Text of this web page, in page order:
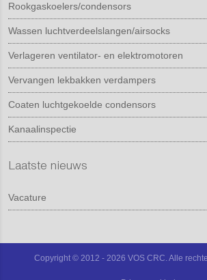
Rookgaskoelers/condensors
Wassen luchtverdeelslangen/airsocks
Verlageren ventilator- en elektromotoren
Vervangen lekbakken verdampers
Coaten luchtgekoelde condensors
Kanaalinspectie
Laatste nieuws
Vacature
Copyright © 2012 - 2026 VOS CRC. Alle